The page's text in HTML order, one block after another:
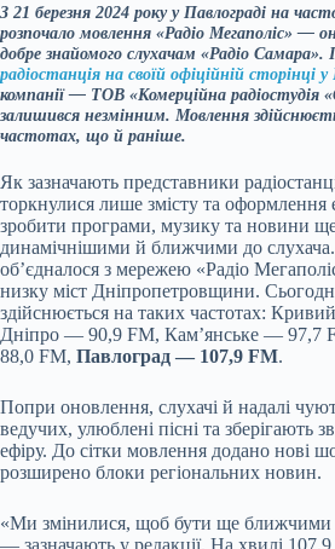
З 21 березня 2024 року у Павлограді на
розпочало мовлення «Радіо Мегаполіс» —
добре знайомого слухачам «Радіо Самара».
радіостанція на своїй офіційній сторінці у
компанії — ТОВ «Комерційна радіостудія
залишився незмінним. Мовлення
частотах, що й раніше.
Як зазначають представники
торкнулися лише змісту та
зробити програми, музику та новини
динамічнішими й ближчими до слухача.
об’єдналося з мережею «Радіо
низку міст Дніпропетровщини.
здійснюється на таких частотах:
Дніпро — 90,9 FM, Кам’янське — 97,7
88,0 FM, Павлоград — 107,9 FM.
Попри оновлення, слухачі й надалі
ведучих, улюблені пісні та зберігають
ефіру. До сітки мовлення додано нові
розширено блоки регіональних новин.
«Ми змінилися, щоб бути ще ближчими
— зазначають у редакції. На хвилі